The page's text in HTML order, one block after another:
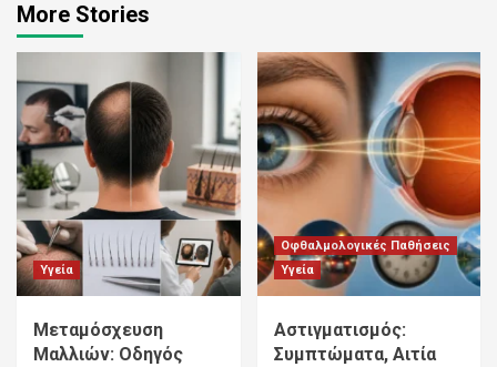
More Stories
Υγεία
Μεταμόσχευση
Μαλλιών: Οδηγός
Οφθαλμολογικές Παθήσεις
Υγεία
Αστιγματισμός:
Συμπτώματα, Αιτία